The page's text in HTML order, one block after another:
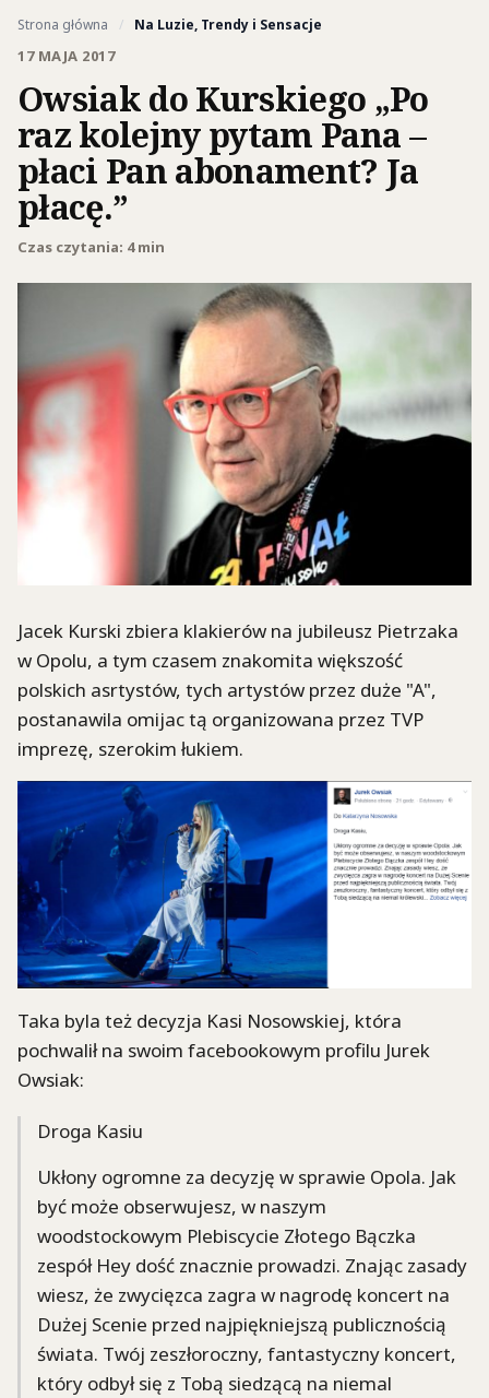
Strona główna / Na Luzie, Trendy i Sensacje
17 MAJA 2017
Owsiak do Kurskiego „Po
raz kolejny pytam Pana –
płaci Pan abonament? Ja
płacę.”
Czas czytania: 4 min
Jacek Kurski zbiera klakierów na jubileusz Pietrzaka
w Opolu, a tym czasem znakomita większość
polskich asrtystów, tych artystów przez duże "A",
postanawila omijac tą organizowana przez TVP
imprezę, szerokim łukiem.
Taka byla też decyzja Kasi Nosowskiej, która
pochwalił na swoim facebookowym profilu Jurek
Owsiak:
Droga Kasiu
Ukłony ogromne za decyzję w sprawie Opola. Jak
być może obserwujesz, w naszym
woodstockowym Plebiscycie Złotego Bączka
zespół Hey dość znacznie prowadzi. Znając zasady
wiesz, że zwycięzca zagra w nagrodę koncert na
Dużej Scenie przed najpiękniejszą publicznością
świata. Twój zeszłoroczny, fantastyczny koncert,
który odbył się z Tobą siedzącą na niemal